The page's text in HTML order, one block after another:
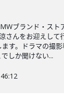
ブランド・スト
さんをお迎えして
す。ドラマの撮
しか聞けない...